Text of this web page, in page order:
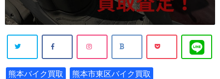
熊本バイク買取 熊本市東区バイク買取